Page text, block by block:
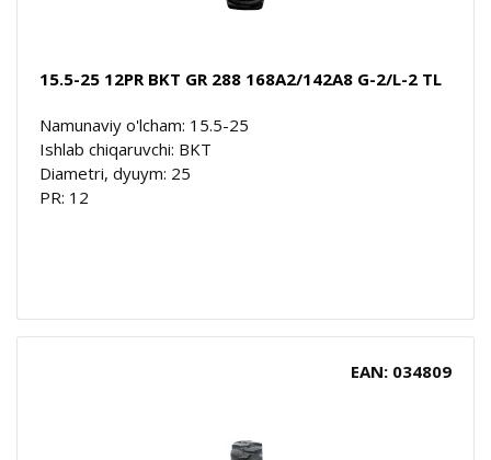
15.5-25 12PR BKT GR 288 168A2/142A8 G-2/L-2 TL
Namunaviy o'lcham: 15.5-25
Ishlab chiqaruvchi: BKT
Diametri, dyuym: 25
PR: 12
EAN: 034809